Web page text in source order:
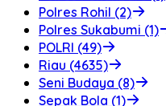
Polres Rohil (2)
Polres Sukabumi (1)
POLRI (49)
Riau (4635)
Seni Budaya (8)
Sepak Bola (1)